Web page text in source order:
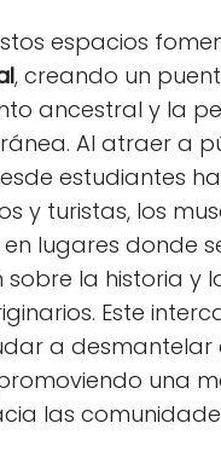
espacios
, creando un
ancestral y la
Al atraer a
estudiantes
y turistas, los
lugares donde
sobre la historia y
Este
a desmantelar
una
las